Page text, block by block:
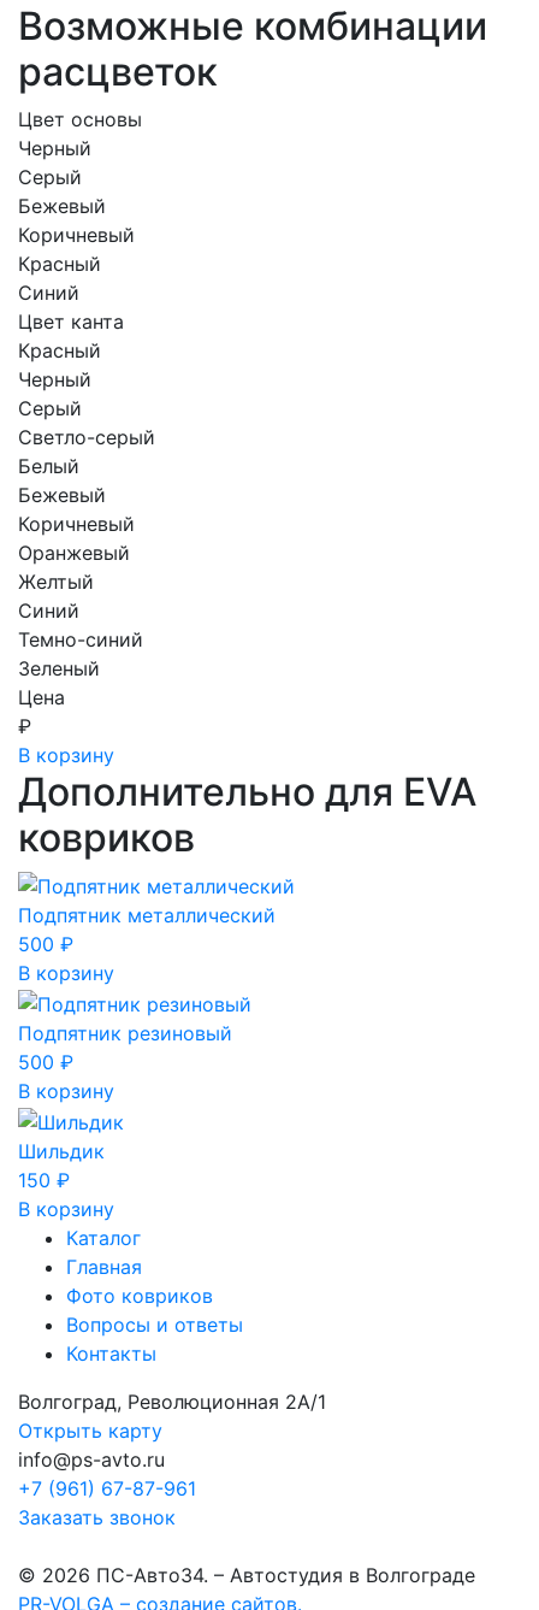
Возможные комбинации
расцветок
Цвет основы
Черный
Серый
Бежевый
Коричневый
Красный
Синий
Цвет канта
Красный
Черный
Серый
Светло-серый
Белый
Бежевый
Коричневый
Оранжевый
Желтый
Синий
Темно-синий
Зеленый
Цена
₽
В корзину
Дополнительно для EVA
ковриков
Подпятник металлический
500 ₽
В корзину
Подпятник резиновый
500 ₽
В корзину
Шильдик
150 ₽
В корзину
Каталог
Главная
Фото ковриков
Вопросы и ответы
Контакты
Волгоград, Революционная 2А/1
Открыть карту
info@ps-avto.ru
+7 (961) 67-87-961
Заказать звонок
© 2026 ПС-Авто34. – Автостудия в Волгограде
PR-VOLGA – создание сайтов.